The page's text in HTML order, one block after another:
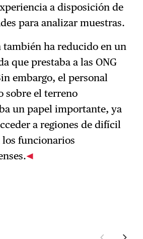
a disposición de
para analizar muestras.
también ha reducido en un
que prestaba a las ONG
embargo, el personal
sobre el terreno
un papel importante, ya
a regiones de difícil
los funcionarios